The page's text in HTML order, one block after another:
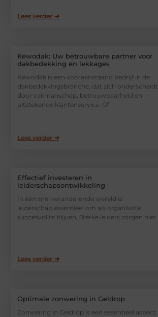
Lees verder ➜
Kewodak: Uw betrouwbare partner voor
dakbedekking en lekkages
Kewodak is een vooraanstaand bedrijf in de
dakbedekkingsbranche, dat zich onderscheidt
door vakmanschap, betrouwbaarheid en
uitstekende klantenservice. Of
Lees verder ➜
Effectief investeren in
leiderschapsontwikkeling
In een snel veranderende wereld is
leiderschap essentieel om als organisatie
succesvol te blijven. Sterke leiders zorgen niet
Lees verder ➜
Optimale zonwering in Geldrop
Zonwering in Geldrop is een essentieel aspect